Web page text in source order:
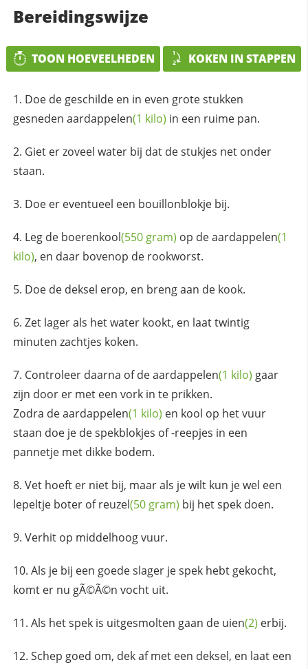
Bereidingswijze
TOON HOEVEELHEDEN KOKEN IN STAPPEN
Doe de geschilde en in even grote stukken
gesneden aardappelen(1 kilo) in een ruime pan.
Giet er zoveel water bij dat de stukjes net onder
staan.
Doe er eventueel een bouillonblokje bij.
Leg de boerenkool(550 gram) op deaardappelen(1
kilo), en daar bovenop de rookworst.
Doe de deksel erop, en breng aan de kook.
Zet lager als het water kookt, en laat twintig
minuten zachtjes koken.
Controleer daarna of deaardappelen(1 kilo) gaar
zijn door er met een vork in te prikken.
Zodra deaardappelen(1 kilo) en kool op het vuur
staan doe je de spekblokjes of -reepjes in een
pannetje met dikke bodem.
Vet hoeft er niet bij, maar als je wilt kun je wel een
lepeltje boter ofreuzel(50 gram) bij het spek doen.
Verhit op middelhoog vuur.
Als je bij een goede slager je spek hebt gekocht,
komt er nu gÃ©Ã©n vocht uit.
Als het spek is uitgesmolten gaan de uien(2) erbij.
Schep goed om, dek af met een deksel, en laat een